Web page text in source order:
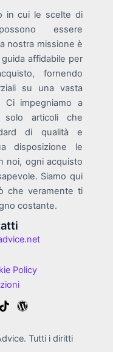
in cui le scelte di
essere
nostra missione è
affidabile per
fornendo
su una vasta
impegniamo a
solo articoli che
di qualità e
disposizione le
noi, ogni acquisto
Siamo qui
che veramente ti
costante.
Policy
Tutti i diritti